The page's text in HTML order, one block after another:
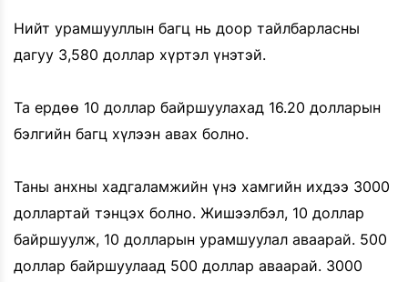
Нийт урамшууллын багц нь доор тайлбарласны
дагуу 3,580 доллар хүртэл үнэтэй.
Та ердөө 10 доллар байршуулахад 16.20 долларын
бэлгийн багц хүлээн авах болно.
Таны анхны хадгаламжийн үнэ хамгийн ихдээ 3000
доллартай тэнцэх болно. Жишээлбэл, 10 доллар
байршуулж, 10 долларын урамшуулал аваарай. 500
доллар байршуулаад 500 доллар аваарай. 3000